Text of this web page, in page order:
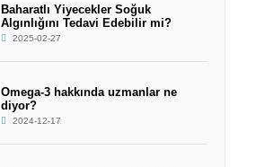
Baharatlı Yiyecekler Soğuk
Algınlığını Tedavi Edebilir mi?
2025-02-27
Omega-3 hakkında uzmanlar ne
diyor?
2024-12-17